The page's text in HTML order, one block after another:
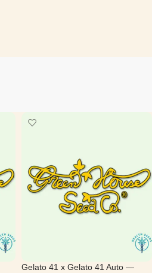
Gelato 41 x Gelato 41 Auto —